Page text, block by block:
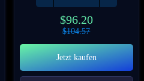
$96.20
$104.57
Jetzt kaufen